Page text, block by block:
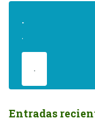
.
.
.
Entradas